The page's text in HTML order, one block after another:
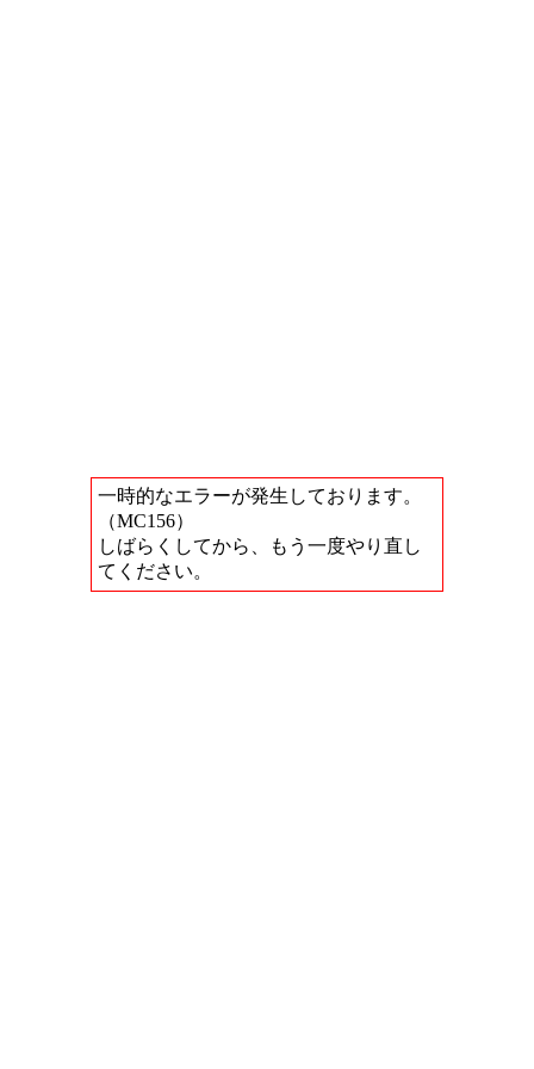
一時的なエラーが発生しております。
（MC156）
しばらくしてから、もう一度やり直し
てください。